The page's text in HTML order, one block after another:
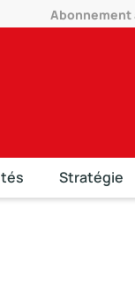
Abonnement
Stratégie